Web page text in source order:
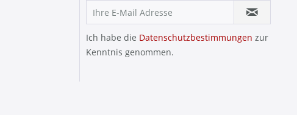
Ich habe die Datenschutzbestimmungen zur
Kenntnis genommen.